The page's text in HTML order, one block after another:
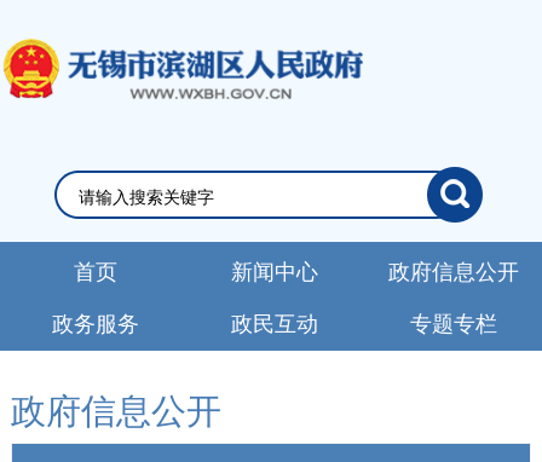
首页 新闻中心 政府信息公开
政务服务 政民互动 专题专栏
政府信息公开